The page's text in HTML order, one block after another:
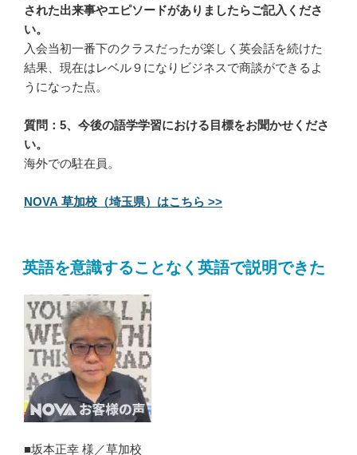
された出来事やエピソードがありましたらご記入くださ
い。
入会当初一番下のクラスだったが楽しく英会話を続けた
結果、現在はレベル９になりビジネスで商談ができるよ
うになった点。
質問：5、今後の語学学習における目標をお聞かせくださ
い。
海外での駐在員。
NOVA 草加校（埼玉県）はこちら >>
英語を意識することなく英語で説明できた
■坂本正幸 様／草加校